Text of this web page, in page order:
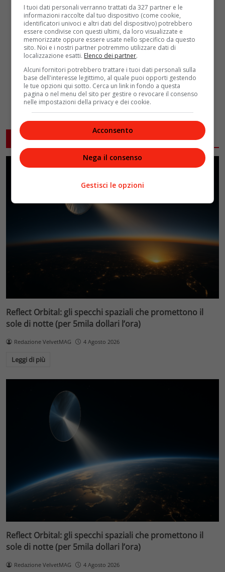
ARTICOLI CORRELATI
Reflect Orbital: gli specchi spaziali che promettono il
sole di notte (per 5mila dollari l’ora)
Redazione VelvetMAG 4 Agosto 2026
Leggi di più
Reflect Orbital: gli specchi spaziali che promettono il
sole di notte (per 5mila dollari l’ora)
Redazione VelvetMAG 4 Agosto 2026
I tuoi dati personali verranno trattati da 327 partner e le
informazioni raccolte dal tuo dispositivo (come cookie,
identificatori univoci e altri dati del dispositivo) potrebbero
essere condivise con questi ultimi, da loro visualizzate e
memorizzate oppure essere usate nello specifico da questo
sito. Noi e i nostri partner potremmo utilizzare dati di
localizzazione esatti. Elenco dei partner.
Alcuni fornitori potrebbero trattare i tuoi dati personali sulla
base dell'interesse legittimo, al quale puoi opporti gestendo
le tue opzioni qui sotto. Cerca un link in fondo a questa
pagina o nel menu del sito per gestire o revocare il consenso
nelle impostazioni della privacy e dei cookie.
Acconsento
Nega il consenso
Gestisci le opzioni